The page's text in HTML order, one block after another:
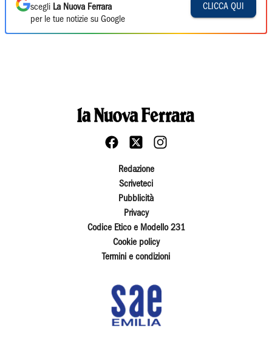
scegli La Nuova Ferrara
per le tue notizie su Google
CLICCA QUI
Redazione
Scriveteci
Pubblicità
Privacy
Codice Etico e Modello 231
Cookie policy
Termini e condizioni